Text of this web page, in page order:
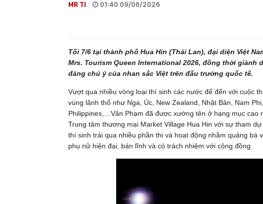
MR TI 01:40 09/06/2026
Tối 7/6 tại thành phố Hua Hin (Thái Lan), đại diện Việt
Mrs. Tourism Queen International 2026, đồng thời giành
đáng chú ý của nhan sắc Việt trên đấu trường quốc tế.
Vượt qua nhiều vòng loại thí sinh các nước để đến với cuộc
vùng lãnh thổ như Nga, Úc, New Zealand, Nhật Bản, Nam
Philippines,…Vân Phạm đã được xướng tên ở hạng mục cao
Trung tâm thương mại Market Village Hua Hin với sự tham
thí sinh trải qua nhiều phần thi và hoạt động nhằm quảng
phụ nữ hiện đại, bản lĩnh và có trách nhiệm với cộng đồng.